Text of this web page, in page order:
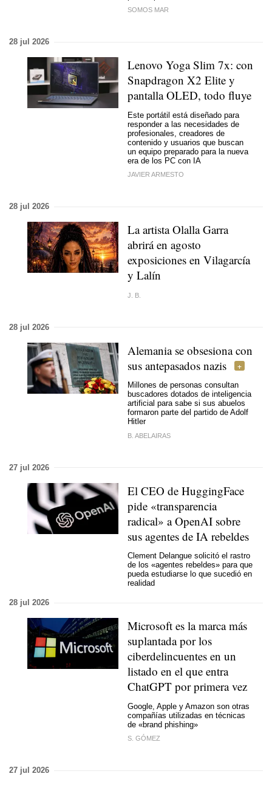
SOMOS MAR
28 jul 2026
Lenovo Yoga Slim 7x: con
Snapdragon X2 Elite y
pantalla OLED, todo fluye
Este portátil está diseñado para
responder a las necesidades de
profesionales, creadores de
contenido y usuarios que buscan
un equipo preparado para la nueva
era de los PC con IA
JAVIER ARMESTO
28 jul 2026
La artista Olalla Garra
abrirá en agosto
exposiciones en Vilagarcía
y Lalín
J. B.
28 jul 2026
Alemania se obsesiona con
sus antepasados nazis
Millones de personas consultan
buscadores dotados de inteligencia
artificial para sabe si sus abuelos
formaron parte del partido de Adolf
Hitler
B. ABELAIRAS
27 jul 2026
El CEO de HuggingFace
pide «transparencia
radical» a OpenAI sobre
sus agentes de IA rebeldes
Clement Delangue solicitó el rastro
de los «agentes rebeldes» para que
pueda estudiarse lo que sucedió en
realidad
28 jul 2026
Microsoft es la marca más
suplantada por los
ciberdelincuentes en un
listado en el que entra
ChatGPT por primera vez
Google, Apple y Amazon son otras
compañías utilizadas en técnicas
de «brand phishing»
S. GÓMEZ
27 jul 2026